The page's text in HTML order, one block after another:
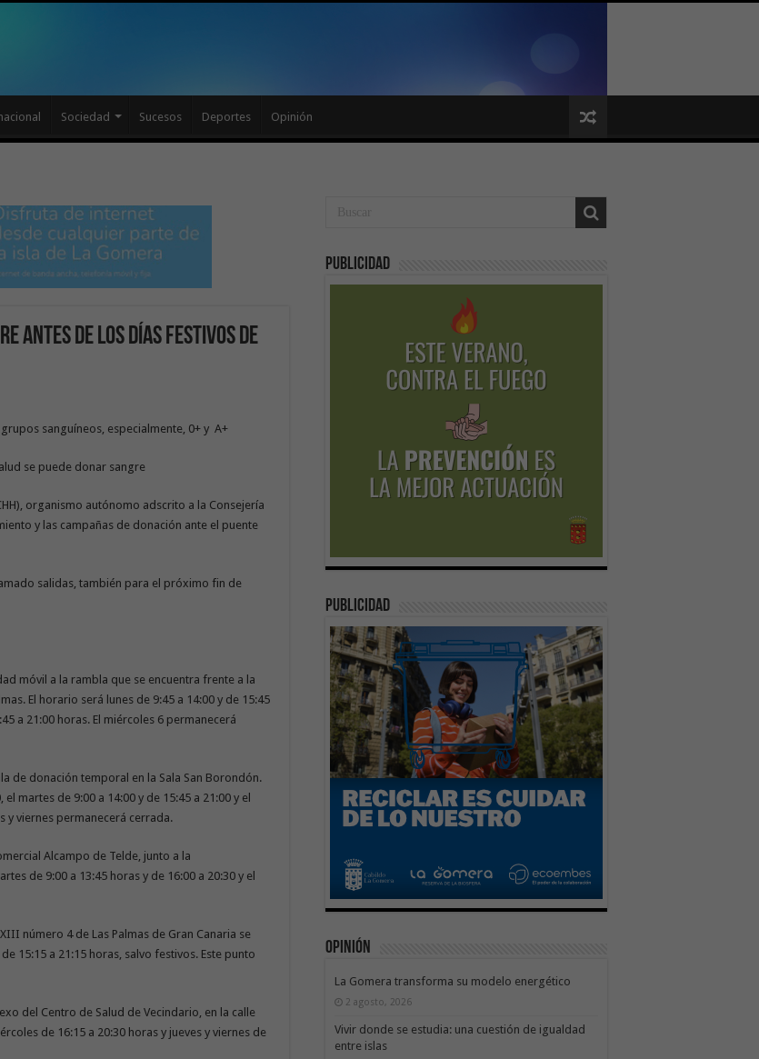
Sociedad Sucesos Deportes Opinión
antes de los días festivos de
sanguíneos, especialmente, 0+ y A+
se puede donar sangre
organismo autónomo adscrito a la Consejería
y las campañas de donación ante el puente
salidas, también para el próximo fin de
móvil a la rambla que se encuentra frente a la
El horario será lunes de 9:45 a 14:00 y de 15:45
a 21:00 horas. El miércoles 6 permanecerá
de donación temporal en la Sala San Borondón.
martes de 9:00 a 14:00 y de 15:45 a 21:00 y el
y viernes permanecerá cerrada.
Alcampo de Telde, junto a la
de 9:00 a 13:45 horas y de 16:00 a 20:30 y el
número 4 de Las Palmas de Gran Canaria se
15:15 a 21:15 horas, salvo festivos. Este punto
del Centro de Salud de Vecindario, en la calle
de 16:15 a 20:30 horas y jueves y viernes de
Publicidad
publicidad
Opinión
La Gomera transforma su modelo energético
2 agosto, 2026
Vivir donde se estudia: una cuestión de igualdad
entre islas